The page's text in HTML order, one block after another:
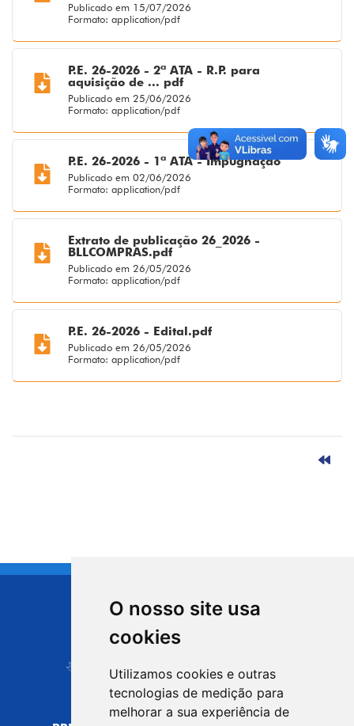
O nosso site usa
cookies
Utilizamos cookies e outras
tecnologias de medição para
melhorar a sua experiência de
Publicado em 15/07/2026
Formato: application/pdf
P.E. 26-2026 - 2ª ATA - R.P. para
aquisição de ... pdf
Publicado em 25/06/2026
Formato: application/pdf
P.E. 26-2026 - 1ª ATA - Impugnação
Publicado em 02/06/2026
Formato: application/pdf
Extrato de publicação 26_2026 -
BLLCOMPRAS.pdf
Publicado em 26/05/2026
Formato: application/pdf
P.E. 26-2026 - Edital.pdf
Publicado em 26/05/2026
Formato: application/pdf
CIDADE DE
Carapicuíba